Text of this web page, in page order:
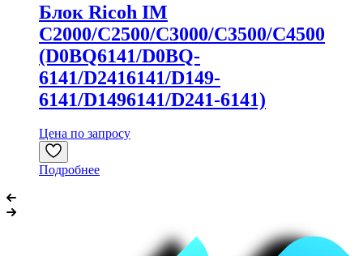
Блок Ricoh IM
C2000/C2500/C3000/C3500/C4500
(D0BQ6141/D0BQ-
6141/D2416141/D149-
6141/D1496141/D241-6141)
Цена по запросу
Подробнее